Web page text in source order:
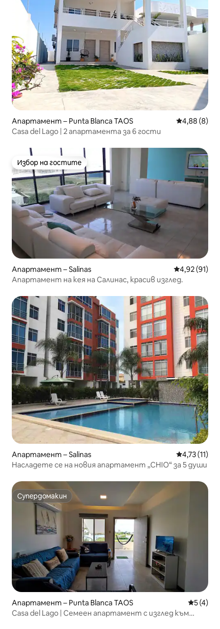
Апартамент – Punta Blanca TAOS Средна
4,88 (8)
Casa del Lago | 2 апартамента за 6 гости
Избор на гостите
Избор на гостите
Апартамент – Salinas Средна
4,92 (91)
Апартамент на кея на Салинас, красив изглед.
Апартамент – Salinas Средна
4,73 (11)
Насладете се на новия апартамент „CHIO“ за 5 души
Супердомакин
Супердомакин
Апартамент – Punta Blanca TAOS Средна
5 (4)
Casa del Lago | Семеен апартамент с изглед към